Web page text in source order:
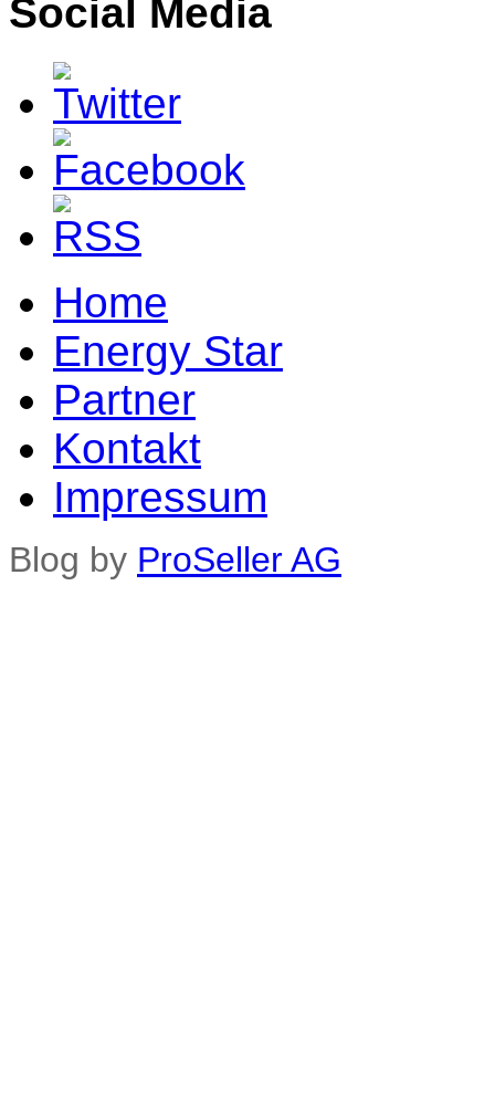
Social Media
Home
Energy Star
Partner
Kontakt
Impressum
Blog by ProSeller AG